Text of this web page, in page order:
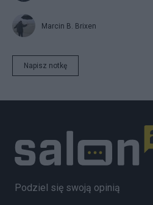
Marcin B. Brixen
Napisz notkę
Podziel się swoją opinią